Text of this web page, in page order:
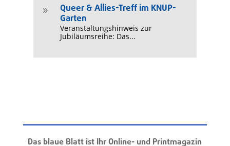
9
Queer & Allies-Treff im KNUP-
Garten
Veranstaltungshinweis zur
Jubiläumsreihe: Das...
Das blaue Blatt ist Ihr Online- und Printmagazin